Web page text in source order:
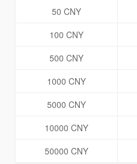
50 CNY
100 CNY
500 CNY
1000 CNY
5000 CNY
10000 CNY
50000 CNY